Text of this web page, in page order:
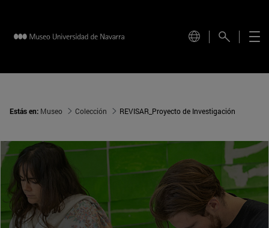
Estás en: Museo Colección REVISAR_Proyecto de Investigación